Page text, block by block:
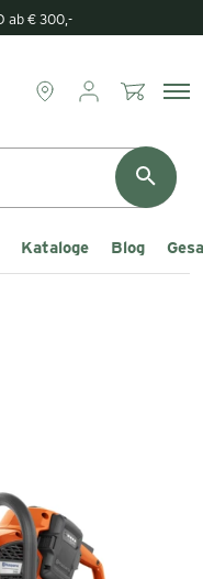
Kataloge Blog